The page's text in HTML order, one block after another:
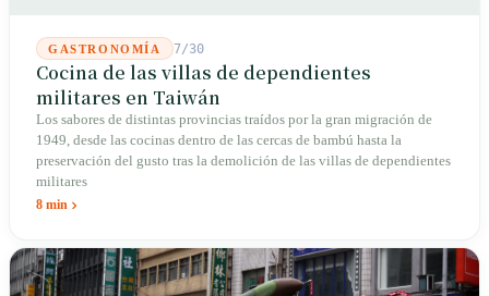
GASTRONOMÍA 7/30
Cocina de las villas de dependientes
militares en Taiwán
Los sabores de distintas provincias traídos por la gran migración de
1949, desde las cocinas dentro de las cercas de bambú hasta la
preservación del gusto tras la demolición de las villas de dependientes
militares
8 min